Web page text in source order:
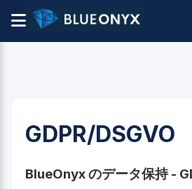
GDPR/DSGVO
BlueOnyx のデータ保持 -